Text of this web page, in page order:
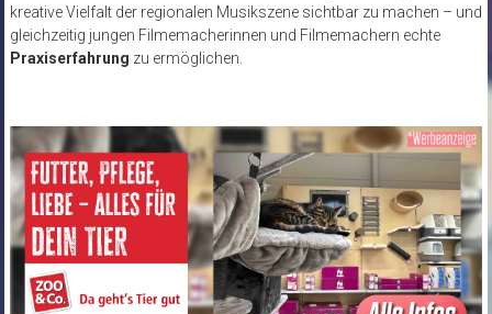
kreative Vielfalt der regionalen Musikszene sichtbar zu machen – und
gleichzeitig jungen Filmemacherinnen und Filmemachern echte
Praxiserfahrung zu ermöglichen.